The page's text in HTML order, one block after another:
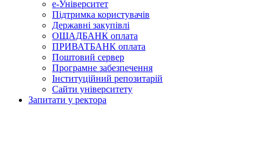
е-Університет
Підтримка користувачів
Державні закупівлі
ОЩАДБАНК оплата
ПРИВАТБАНК оплата
Поштовий сервер
Програмне забезпечення
Інституційний репозитарій
Сайти університету
Запитати у ректора